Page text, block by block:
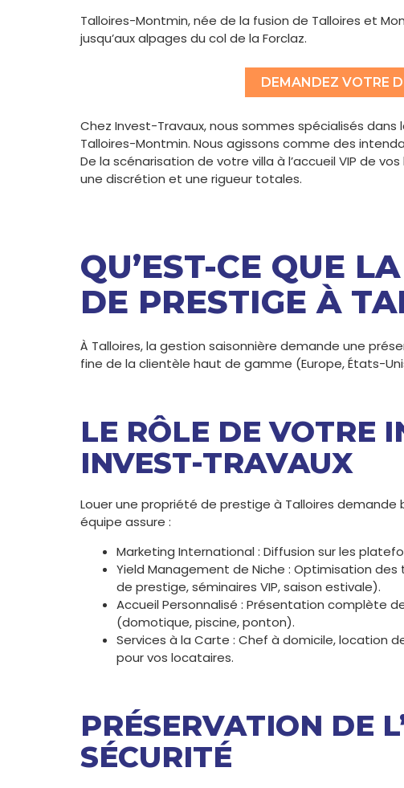
Talloires-Montmin, née de la fusion de Talloires et
jusqu’aux alpages du col de la Forclaz.
DEMANDEZ VOTRE
Chez Invest-Travaux, nous sommes spécialisés
Talloires-Montmin. Nous agissons comme des
De la scénarisation de votre villa à l’accueil VIP de
une discrétion et une rigueur totales.
QU’EST-CE QUE
DE PRESTIGE À
À Talloires, la gestion saisonnière demande une
fine de la clientèle haut de gamme (Europe, États-
LE RÔLE DE VOTRE
INVEST-TRAVAUX
Louer une propriété de prestige à Talloires demande
équipe assure :
Marketing International : Diffusion sur les
Yield Management de Niche : Optimisation
de prestige, séminaires VIP, saison estivale).
Accueil Personnalisé : Présentation complète
(domotique, piscine, ponton).
Services à la Carte : Chef à domicile, location
pour vos locataires.
PRÉSERVATION DE
SÉCURITÉ